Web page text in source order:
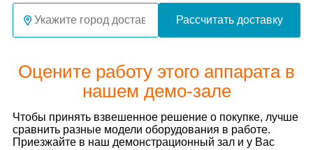
Рассчитать доставку
Оцените работу этого аппарата в
нашем демо-зале
Чтобы принять взвешенное решение о покупке, лучше
сравнить разные модели оборудования в работе.
Приезжайте в наш демонстрационный зал и у Вас